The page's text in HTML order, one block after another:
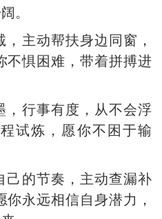
。
主动帮扶身边同窗，
不惧困难，带着拼搏进
，行事有度，从不会浮
试炼，愿你不困于输
己的节奏，主动查漏补
永远相信自身潜力，